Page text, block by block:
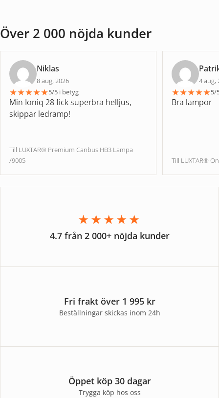
Över 2 000 nöjda kunder
Niklas
8 aug, 2026
★★★★★5/5 i betyg
Min Ioniq 28 fick superbra helljus,
skippar ledramp!
Till LUXTAR® Premium Canbus HB3 Lampa
/9005
4 aug,
★★★★★5/
Bra lampor
Till LUXTAR®
★★★★★
4.7 från 2 000+ nöjda kunder
Fri frakt över 1 995 kr
Beställningar skickas inom 24h
Öppet köp 30 dagar
Trygga köp hos oss